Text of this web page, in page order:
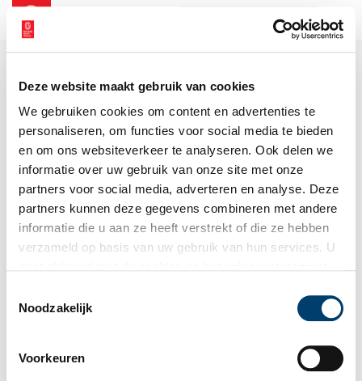
Deze website maakt gebruik van cookies
We gebruiken cookies om content en advertenties te
personaliseren, om functies voor social media te bieden
en om ons websiteverkeer te analyseren. Ook delen we
informatie over uw gebruik van onze site met onze
partners voor social media, adverteren en analyse. Deze
partners kunnen deze gegevens combineren met andere
informatie die u aan ze heeft verstrekt of die ze hebben
verzameld op basis van uw gebruik van hun services. U
Noodzakelijk
Voorkeuren